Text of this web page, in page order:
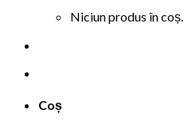
Niciun produs în coș.
Coș